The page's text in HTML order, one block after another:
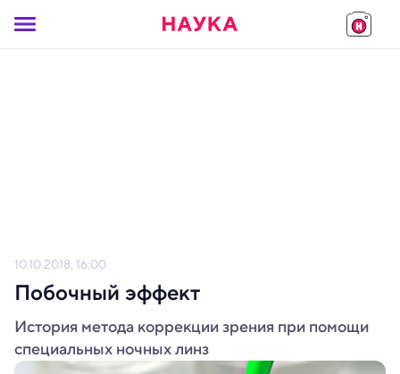
10.10.2018, 16:00
Побочный эффект
История метода коррекции зрения при помощи
специальных ночных линз